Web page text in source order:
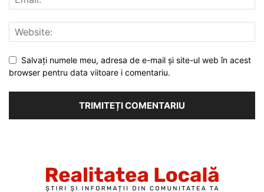
Salvați numele meu, adresa de e-mail și site-ul web în acest
browser pentru data viitoare i comentariu.